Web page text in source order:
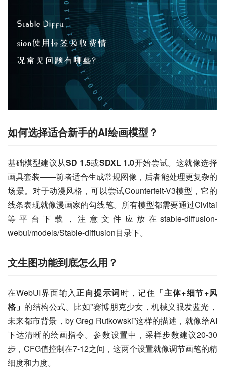
如何选择适合新手的AI绘画模型？
基础模型建议从SD 1.5或SDXL 1.0开始尝试。这就像选择
画具套装——前者适合生成常规图像，后者能处理更复杂的
场景。对于动漫风格，可以尝试Counterfeit-V3模型，它的
线条表现就像漫画家的勾线笔。所有模型都需要通过Civitai
等平台下载，注意文件应放在stable-diffusion-
webui/models/Stable-diffusion目录下。
文生图功能到底怎么用？
在WebUI界面输入正向提示词时，记住 「主体+细节+风
格」 的结构公式。比如”赛博朋克少女，机械义眼发蓝光，
未来都市背景，by Greg Rutkowski”这样的描述，就像给AI
下达清晰的绘画指令。参数设置中，采样步数建议20-30
步，CFG值控制在7-12之间，这两个设置就像调节画笔的精
细度和力度。